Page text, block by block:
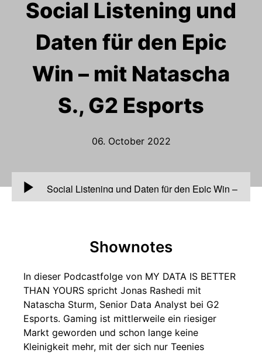
Social Listening und
Daten für den Epic
Win – mit Natascha
S., G2 Esports
06. October 2022
00:00
Social Listening und Daten für den Epic Win –
mit Natascha S., G2 Esports
Shownotes
In dieser Podcastfolge von MY DATA IS BETTER
THAN YOURS spricht Jonas Rashedi mit
Natascha Sturm, Senior Data Analyst bei G2
Esports. Gaming ist mittlerweile ein riesiger
Markt geworden und schon lange keine
Kleinigkeit mehr, mit der sich nur Teenies